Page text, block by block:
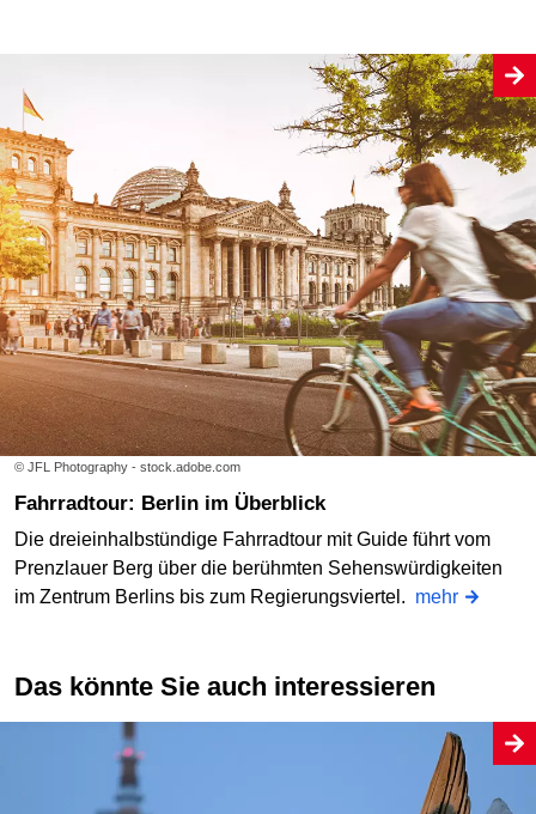
© JFL Photography - stock.adobe.com
Fahrradtour: Berlin im Überblick
Die dreieinhalbstündige Fahrradtour mit Guide führt vom
Prenzlauer Berg über die berühmten Sehenswürdigkeiten
im Zentrum Berlins bis zum Regierungsviertel. mehr
Das könnte Sie auch interessieren